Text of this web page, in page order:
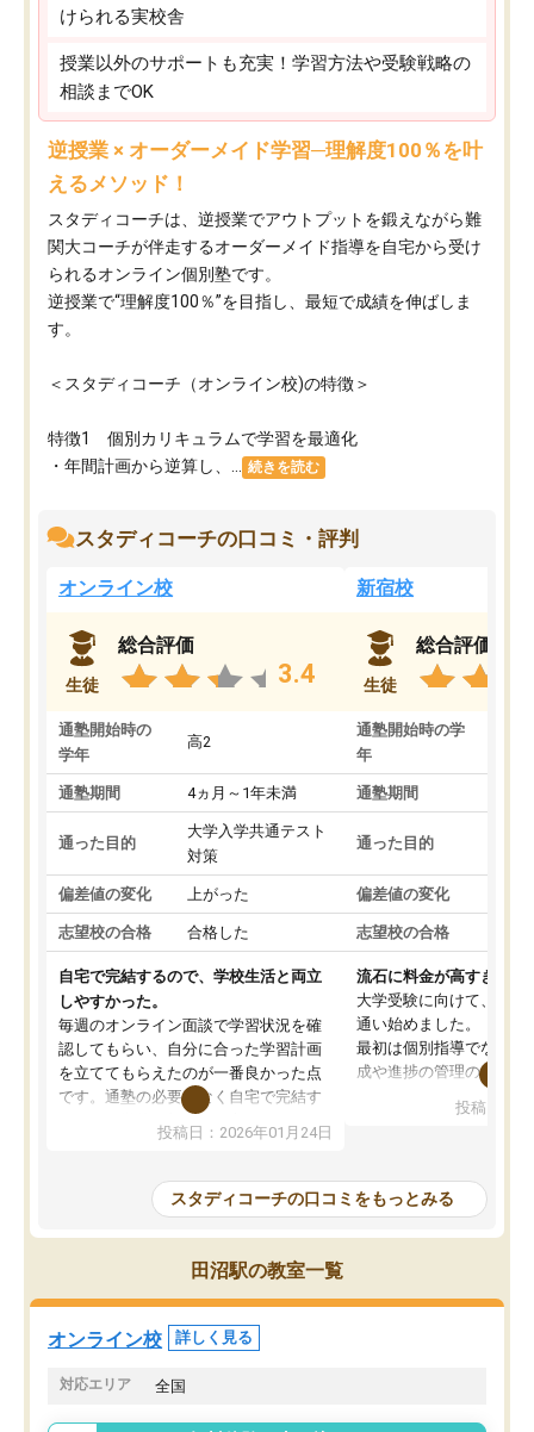
けられる実校舎
授業以外のサポートも充実！学習方法や受験戦略の
相談までOK
逆授業 × オーダーメイド学習─理解度100％を叶
えるメソッド！
スタディコーチは、逆授業でアウトプットを鍛えながら難
関大コーチが伴走するオーダーメイド指導を自宅から受け
られるオンライン個別塾です。
逆授業で“理解度100％”を目指し、最短で成績を伸ばしま
す。
＜スタディコーチ（オンライン校)の特徴＞
特徴1 個別カリキュラムで学習を最適化
・年間計画から逆算し、...
続きを読む
スタディコーチの口コミ・評判
オンライン校
生徒
総合評価
3.4
通塾開始時の
学年
高2
通塾期間 4ヵ月～1年未満
通った目的
大学入学共通テスト
対策
偏差値の変化 上がった
志望校の合格 合格した
自宅で完結するので、学校生活と両立
しやすかった。
毎週のオンライン面談で学習状況を確
認してもらい、自分に合った学習計画
を立ててもらえたのが一番良かった点
です。通塾の必要がなく自宅で完結す
たです。コーチが現役大学生で相談し
安も気軽に話せました。勉強習慣が身
についたと感じています。また、チャ
ットで質問できるのも便利でした。一
人では迷いがちだった受験勉強を、最
だと思います。
投稿日：2026年01月24日
新宿校
生徒
総合評価
通塾開始時の学
年
通塾期間
通った目的
偏差値の変化
志望校の合格
流石に料金が高すぎる
大学受験に向けて、高2
通い始めました。
最初は個別指導でなく、
成や進捗の管理のみのコ
じ個別指導コースに変更
性が良くなかったです。
モチベーションが上がら
にやめてしまいました。
の方の予定が空いていな
投稿日：
スタディコーチの口コミをもっとみる
田沼駅の教室一覧
オンライン校 詳しく見る
対応エリア 全国